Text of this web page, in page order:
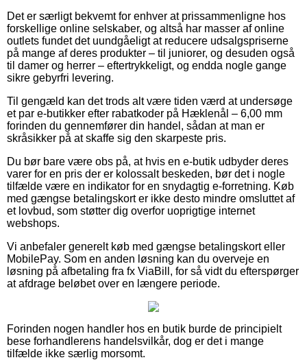
Det er særligt bekvemt for enhver at prissammenligne hos
forskellige online selskaber, og altså har masser af online
outlets fundet det uundgåeligt at reducere udsalgspriserne
på mange af deres produkter – til juniorer, og desuden også
til damer og herrer – eftertrykkeligt, og endda nogle gange
sikre gebyrfri levering.
Til gengæld kan det trods alt være tiden værd at undersøge
et par e-butikker efter rabatkoder på Hæklenål – 6,00 mm
forinden du gennemfører din handel, sådan at man er
skråsikker på at skaffe sig den skarpeste pris.
Du bør bare være obs på, at hvis en e-butik udbyder deres
varer for en pris der er kolossalt beskeden, bør det i nogle
tilfælde være en indikator for en snydagtig e-forretning. Køb
med gængse betalingskort er ikke desto mindre omsluttet af
et lovbud, som støtter dig overfor uoprigtige internet
webshops.
Vi anbefaler generelt køb med gængse betalingskort eller
MobilePay. Som en anden løsning kan du overveje en
løsning på afbetaling fra fx ViaBill, for så vidt du efterspørger
at afdrage beløbet over en længere periode.
Forinden nogen handler hos en butik burde de principielt
bese forhandlerens handelsvilkår, dog er det i mange
tilfælde ikke særlig morsomt.